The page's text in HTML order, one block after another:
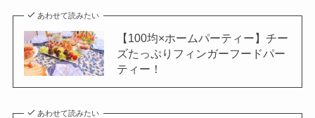
あわせて読みたい
【100均×ホームパーティー】チー
ズたっぷりフィンガーフードパー
ティー！
あわせて読みたい